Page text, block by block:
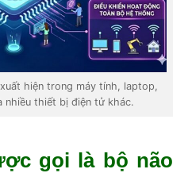
hiện trong máy tính, laptop,
nhiều thiết bị điện tử khác.
gọi là bộ não